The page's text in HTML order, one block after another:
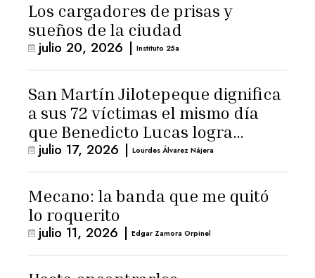
Los cargadores de prisas y
sueños de la ciudad
julio 20, 2026 | Instituto 25a
San Martín Jilotepeque dignifica
a sus 72 víctimas el mismo día
que Benedicto Lucas logra
arresto domiciliario
julio 17, 2026 | Lourdes Álvarez Nájera
Mecano: la banda que me quitó
lo roquerito
julio 11, 2026 | Edgar Zamora Orpinel